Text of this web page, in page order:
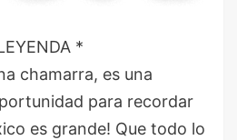
*
chamarra, es una
para recordar
es grande! Que todo lo